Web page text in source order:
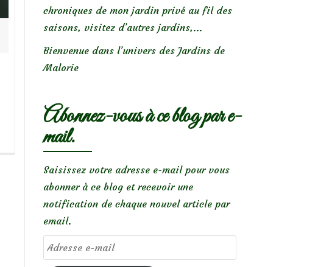
chroniques de mon jardin privé au fil des
saisons, visitez d’autres jardins,...
Bienvenue dans l’univers des Jardins de
Malorie
Abonnez-vous à ce blog par e-
mail.
Saisissez votre adresse e-mail pour vous
abonner à ce blog et recevoir une
notification de chaque nouvel article par
email.
Adresse
e-